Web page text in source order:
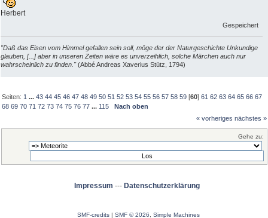
Herbert
Gespeichert
"Daß das Eisen vom Himmel gefallen sein soll, möge der der Naturgeschichte Unkundige
glauben, [...] aber in unseren Zeiten wäre es unverzeihlich, solche Märchen auch nur
wahrscheinlich zu finden."(Abbé Andreas Xaverius Stütz, 1794)
Seiten: 1 ...43 44 45 46 47 48 49 50 51 52 53 54 55 56 57 58 59 [60]61 62 63 64 65 66 67
68 69 70 71 72 73 74 75 76 77 ... 115
Nach oben
« vorheriges nächstes »
Gehe zu:
Impressum --- Datenschutzerklärung
SMF-credits | SMF © 2026 Simple Machines